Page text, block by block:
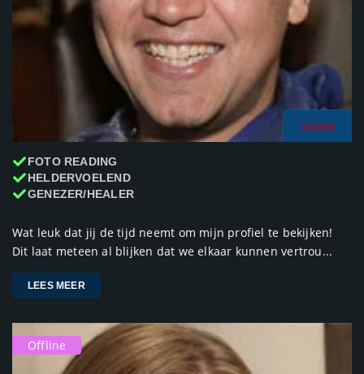
David
FOTO READING
HELDERVOELEND
GENEZER/HEALER
Wat leuk dat jij de tijd neemt om mijn profiel te bekijken!
Dit laat meteen al blijken dat we elkaar kunnen vertrou...
LEES MEER
Offline